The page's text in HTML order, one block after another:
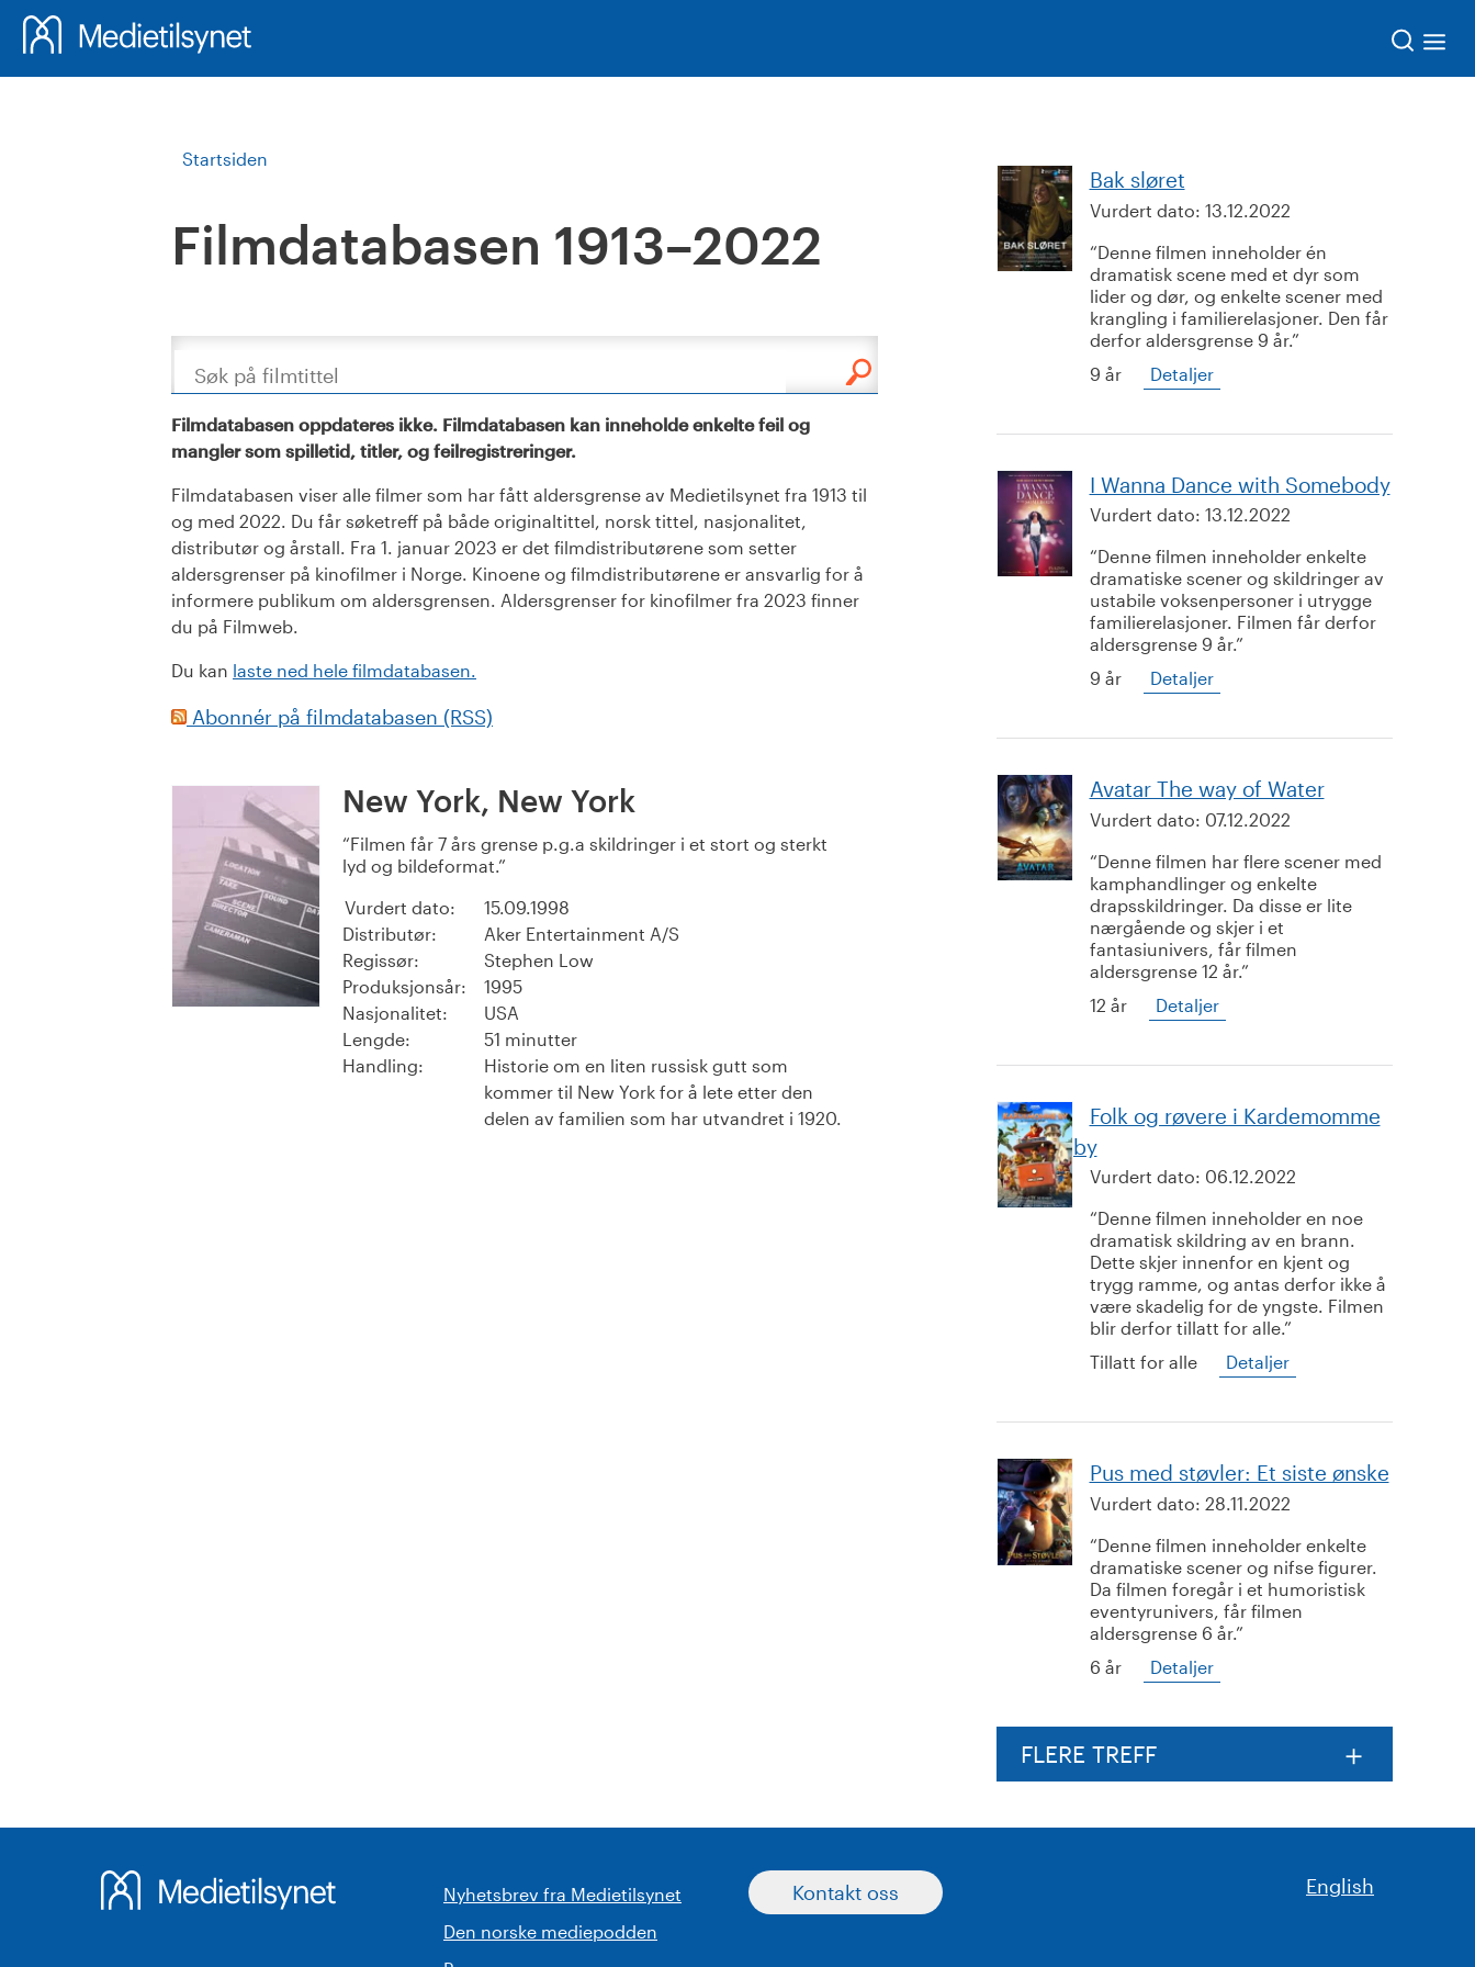
Startsiden
Filmdatabasen 1913–2022
Søk
Filmdatabasen oppdateres ikke. Filmdatabasen kan inneholde enkelte feil og
mangler som spilletid, titler, og feilregistreringer.
Filmdatabasen viser alle filmer som har fått aldersgrense av Medietilsynet fra 1913 til
og med 2022. Du får søketreff på både originaltittel, norsk tittel, nasjonalitet,
distributør og årstall. Fra 1. januar 2023 er det filmdistributørene som setter
aldersgrenser på kinofilmer i Norge. Kinoene og filmdistributørene er ansvarlig for å
informere publikum om aldersgrensen. Aldersgrenser for kinofilmer fra 2023 finner
du på Filmweb.
Du kan laste ned hele filmdatabasen.
Abonnér på filmdatabasen (RSS)
New York, New York
Filmen får 7 års grense p.g.a skildringer i et stort og sterkt
lyd og bildeformat.
Vurdert dato:
15.09.1998
Distributør:
Aker Entertainment A/S
Regissør:
Stephen Low
Produksjonsår:
1995
Nasjonalitet:
USA
Lengde:
51 minutter
Handling:
Historie om en liten russisk gutt som
kommer til New York for å lete etter den
delen av familien som har utvandret i 1920.
Bak sløret
Vurdert dato: 13.12.2022
Denne filmen inneholder én
dramatisk scene med et dyr som
lider og dør, og enkelte scener med
krangling i familierelasjoner. Den får
derfor aldersgrense 9 år.
9 år
Detaljer
I Wanna Dance with Somebody
Vurdert dato: 13.12.2022
Denne filmen inneholder enkelte
dramatiske scener og skildringer av
ustabile voksenpersoner i utrygge
familierelasjoner. Filmen får derfor
aldersgrense 9 år.
9 år
Detaljer
Avatar The way of Water
Vurdert dato: 07.12.2022
Denne filmen har flere scener med
kamphandlinger og enkelte
drapsskildringer. Da disse er lite
nærgående og skjer i et
fantasiunivers, får filmen
aldersgrense 12 år.
12 år
Detaljer
Folk og røvere i Kardemomme
by
Vurdert dato: 06.12.2022
Denne filmen inneholder en noe
dramatisk skildring av en brann.
Dette skjer innenfor en kjent og
trygg ramme, og antas derfor ikke å
være skadelig for de yngste. Filmen
blir derfor tillatt for alle.
Tillatt for alle
Detaljer
Pus med støvler: Et siste ønske
Vurdert dato: 28.11.2022
Denne filmen inneholder enkelte
dramatiske scener og nifse figurer.
Da filmen foregår i et humoristisk
eventyrunivers, får filmen
aldersgrense 6 år.
6 år
Detaljer
FLERE TREFF
Nyhetsbrev fra Medietilsynet
Den norske mediepodden
Kontakt oss English